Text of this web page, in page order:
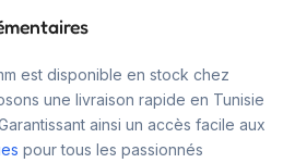
est disponible en stock chez
une livraison rapide en Tunisie
ainsi un accès facile aux
pour tous les passionnés